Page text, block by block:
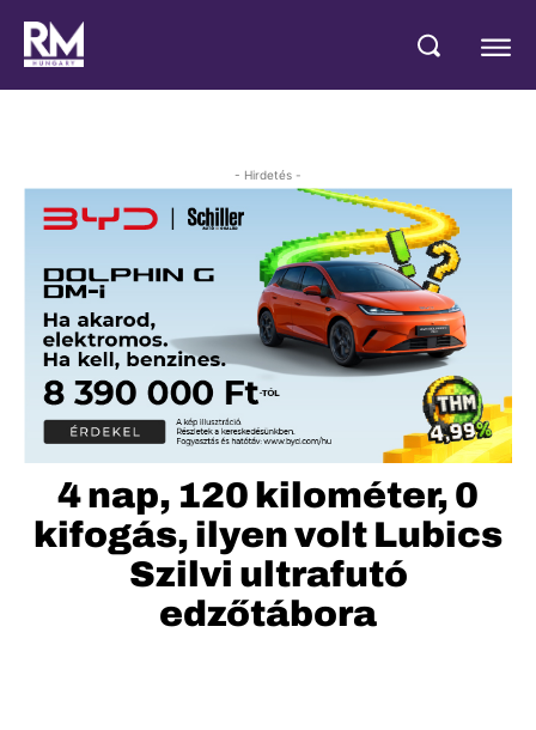
- Hirdetés -
4 nap, 120 kilométer, 0
kifogás, ilyen volt Lubics
Szilvi ultrafutó
edzőtábora